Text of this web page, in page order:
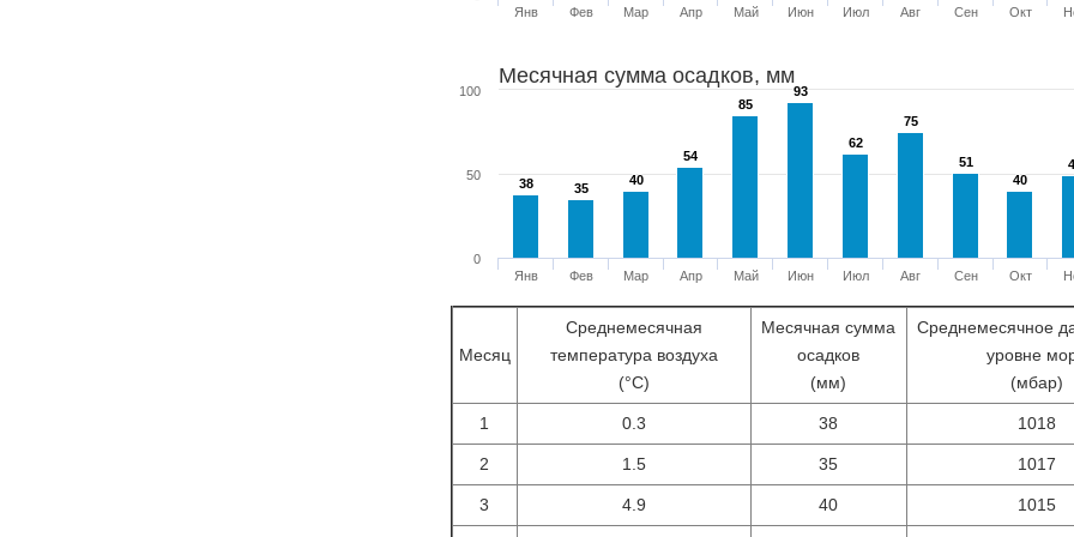
Янв Фев Мар Апр Май Июн Июл Авг Сен Окт
Месячная сумма осадков, мм
38
38 35
35
40
40
54
54
85
85
93
93
62
62
75
75
51
51
40
40
Янв Фев Мар Апр Май Июн Июл Авг Сен Окт
0
50
100
Месяц
Среднемесячная
температура воздуха
(°С)
Месячная сумма
осадков
(мм)
Среднемесячное
уровне
(мбар)
1 0.3 38 1018
2 1.5 35 1017
3 4.9 40 1015